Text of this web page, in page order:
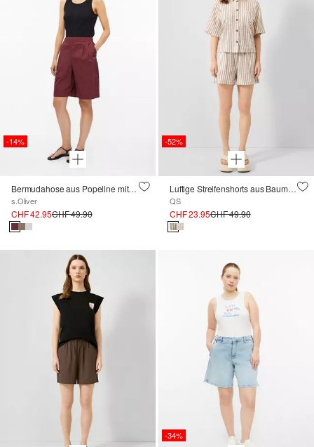
-14%
Bermudahose aus Popeline mit Falten
s.Oliver
CHF 42.95CHF 49.90
-52%
Luftige Streifenshorts aus Baumwolle mit Futter
QS
CHF 23.95CHF 49.90
-34%